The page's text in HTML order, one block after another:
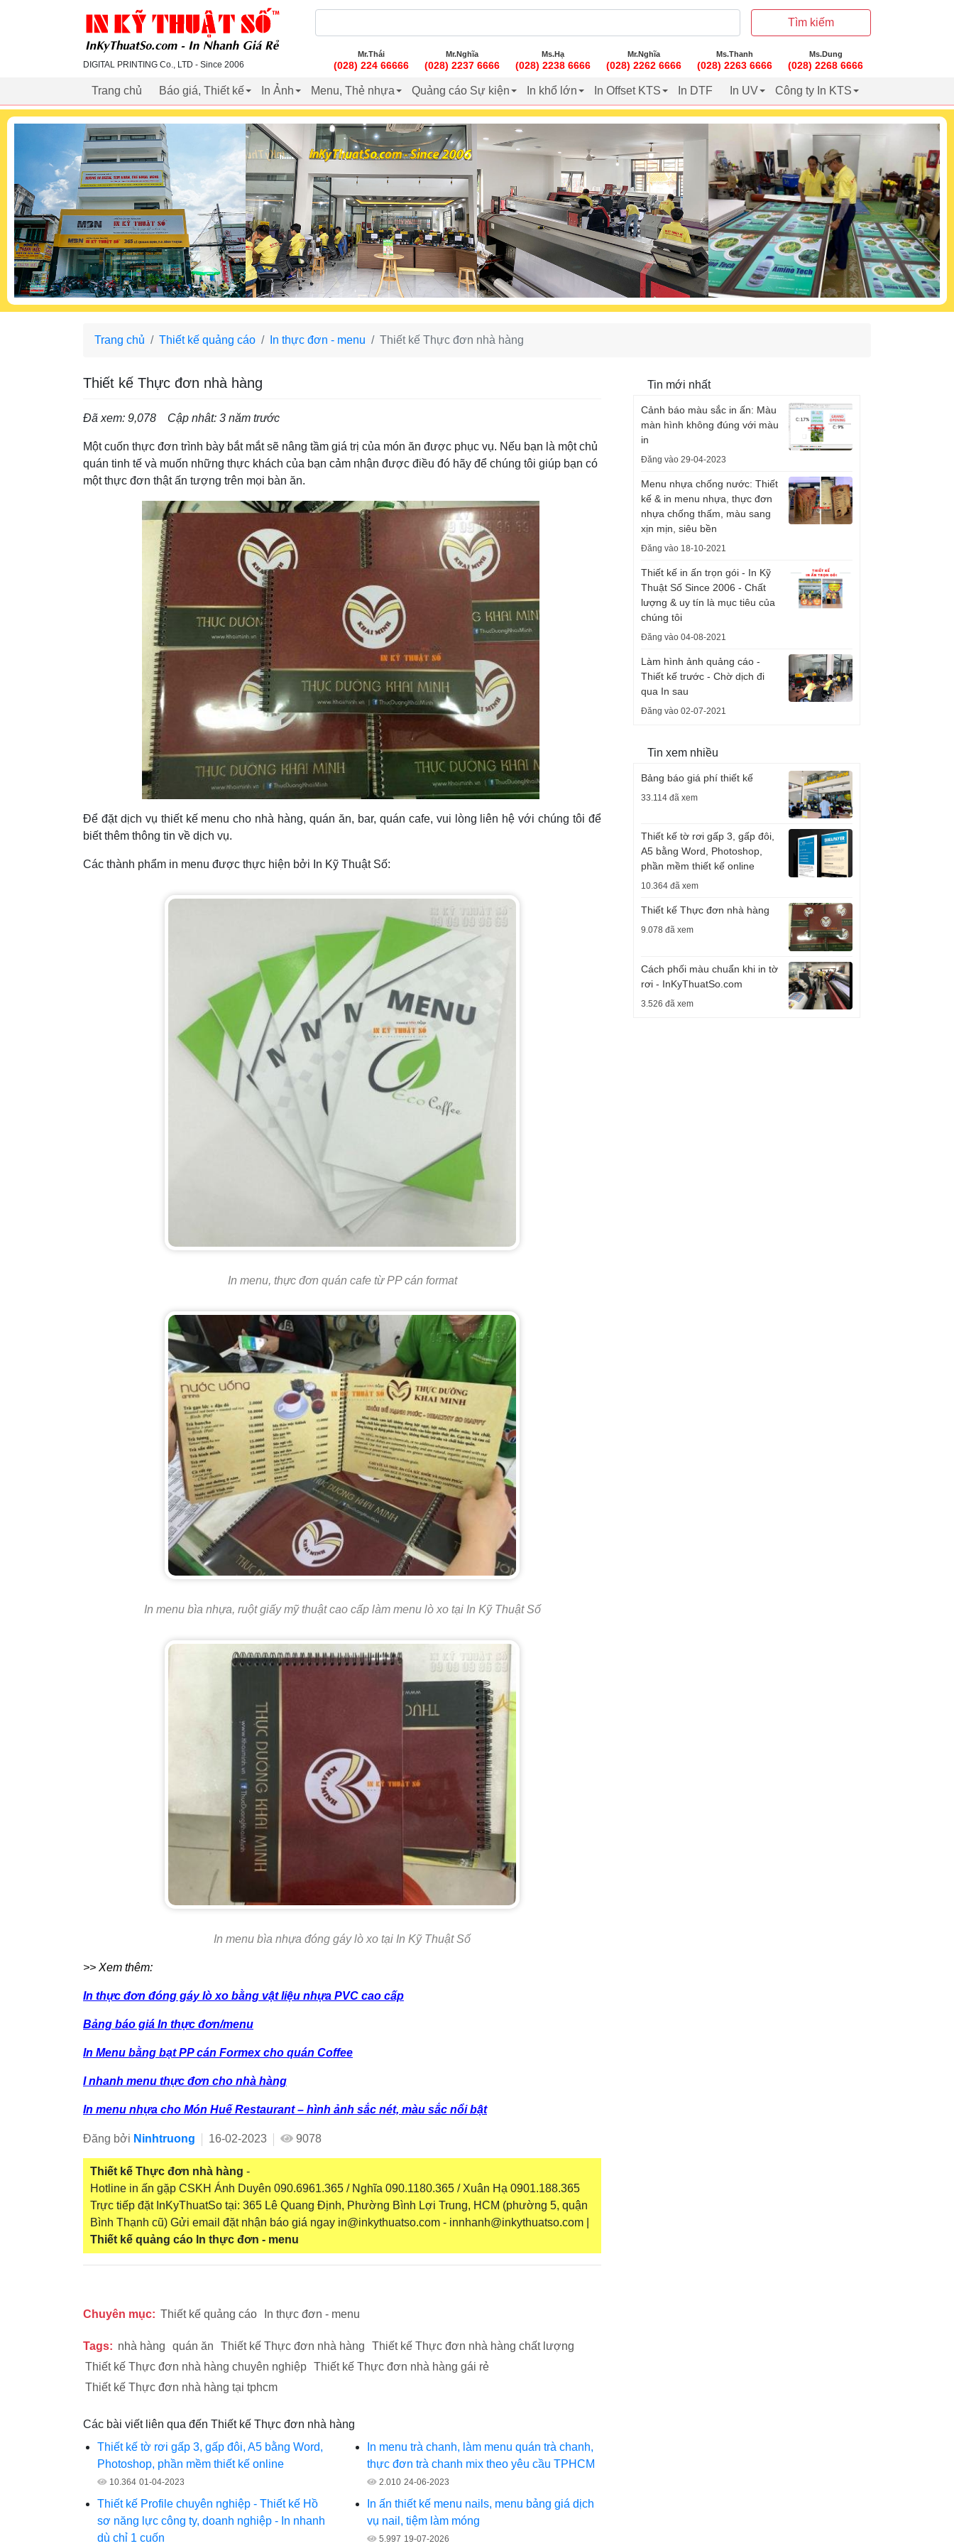
inkythuatso.com
DIGITAL PRINTING Co., LTD - Since 2006
Tìm kiếm
Mr.Thái
(028) 224 66666
Mr.Nghĩa
(028) 2237 6666
Ms.Hạ
(028) 2238 6666
Mr.Nghĩa
(028) 2262 6666
Ms.Thanh
(028) 2263 6666
Ms.Dung
(028) 2268 6666
Trang chủ Báo giá, Thiết kế In Ảnh Menu, Thẻ nhựa Quảng cáo Sự kiện In khổ lớn In Offset KTS In DTF In UV Công ty In KTS
Trang chủ Thiết kế quảng cáo In thực đơn - menu Thiết kế Thực đơn nhà hàng
Thiết kế Thực đơn nhà hàng
Đã xem: 9,078 Cập nhât: 3 năm trước
Một cuốn thực đơn trình bày bắt mắt sẽ nâng tầm giá trị của món ăn được phục vụ. Nếu bạn là một chủ
quán tinh tế và muốn những thực khách của bạn cảm nhận được điều đó hãy để chúng tôi giúp bạn có
một thực đơn thật ấn tượng trên mọi bàn ăn.
Để đặt dịch vụ thiết kế menu cho nhà hàng, quán ăn, bar, quán cafe, vui lòng liên hệ với chúng tôi để
biết thêm thông tin về dịch vụ.
Các thành phẩm in menu được thực hiện bởi In Kỹ Thuật Số:
In menu, thực đơn quán cafe từ PP cán format
In menu bìa nhựa, ruột giấy mỹ thuật cao cấp làm menu lò xo tại In Kỹ Thuật Số
In menu bìa nhựa đóng gáy lò xo tại In Kỹ Thuật Số
>> Xem thêm:
In thực đơn đóng gáy lò xo bằng vật liệu nhựa PVC cao cấp
Bảng báo giá In thực đơn/menu
In Menu bằng bạt PP cán Formex cho quán Coffee
I nhanh menu thực đơn cho nhà hàng
In menu nhựa cho Món Huế Restaurant – hình ảnh sắc nét, màu sắc nổi bật
Đăng bởi Ninhtruong 16-02-2023 9078
Thiết kế Thực đơn nhà hàng -
Hotline in ấn gặp CSKH Ánh Duyên 090.6961.365 / Nghĩa 090.1180.365 / Xuân Hạ 0901.188.365
Trực tiếp đặt InKyThuatSo tại: 365 Lê Quang Định, Phường Bình Lợi Trung, HCM (phường 5, quận
Bình Thạnh cũ) Gửi email đặt nhận báo giá ngay in@inkythuatso.com - innhanh@inkythuatso.com |
Thiết kế quảng cáo In thực đơn - menu
Chuyên mục: Thiết kế quảng cáo In thực đơn - menu
Tags: nhà hàng quán ăn Thiết kế Thực đơn nhà hàng
Thiết kế Thực đơn nhà hàng chất lượng
Thiết kế Thực đơn nhà hàng chuyên nghiệp Thiết kế Thực đơn nhà hàng gái rẻ
Thiết kế Thực đơn nhà hàng tại tphcm
Các bài viết liên qua đến Thiết kế Thực đơn nhà hàng
Thiết kế tờ rơi gấp 3, gấp đôi, A5 bằng Word,
Photoshop, phần mềm thiết kế online
10.364 01-04-2023
Thiết kế Profile chuyên nghiệp - Thiết kế Hồ
sơ năng lực công ty, doanh nghiệp - In nhanh
dù chỉ 1 cuốn
In menu trà chanh, làm menu quán trà chanh,
thực đơn trà chanh mix theo yêu cầu TPHCM
2.010 24-06-2023
In ấn thiết kế menu nails, menu bảng giá dịch
vụ nail, tiệm làm móng
5.997 19-07-2026
Tin mới nhất
Cảnh báo màu sắc in ấn: Màu
màn hình không đúng với màu
in
Đăng vào 29-04-2023
Menu nhựa chống nước: Thiết
kế & in menu nhựa, thực đơn
nhựa chống thấm, màu sang
xịn mịn, siêu bền
Đăng vào 18-10-2021
Thiết kế in ấn trọn gói - In Kỹ
Thuật Số Since 2006 - Chất
lượng & uy tín là mục tiêu của
chúng tôi
Đăng vào 04-08-2021
Làm hình ảnh quảng cáo -
Thiết kế trước - Chờ dịch đi
qua In sau
Đăng vào 02-07-2021
Tin xem nhiều
Bảng báo giá phí thiết kế
33.114 đã xem
Thiết kế tờ rơi gấp 3, gấp đôi,
A5 bằng Word, Photoshop,
phần mềm thiết kế online
10.364 đã xem
Thiết kế Thực đơn nhà hàng
9.078 đã xem
Cách phối màu chuẩn khi in tờ
rơi - InKyThuatSo.com
3.526 đã xem